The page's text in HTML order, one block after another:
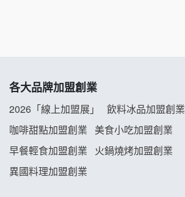
各大品牌加盟創業
2026「線上加盟展」
飲料冰品加盟創業
咖啡甜點加盟創業
美食小吃加盟創業
早餐輕食加盟創業
火鍋燒烤加盟創業
異國料理加盟創業